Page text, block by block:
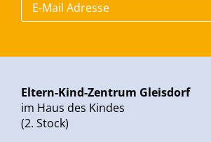
Eltern-Kind-Zentrum Gleisdorf
im Haus des Kindes
(2. Stock)